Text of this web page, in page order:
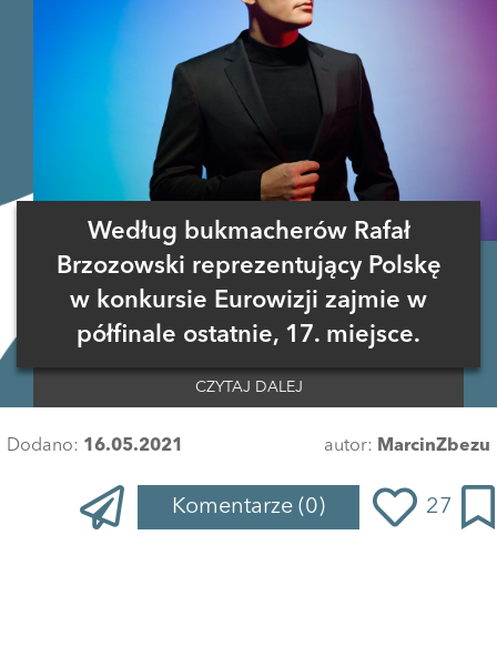
Według bukmacherów Rafał
Brzozowski reprezentujący Polskę
w konkursie Eurowizji zajmie w
półfinale ostatnie, 17. miejsce.
CZYTAJ DALEJ
Dodano: 16.05.2021 autor: MarcinZbezu
Komentarze (0) 27